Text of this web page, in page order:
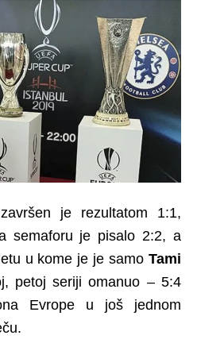
je rezultatom 1:1,
semaforu je pisalo 2:2, a
u kome je je samo Tami
petoj seriji omanuo – 5:4
Evrope u još jednom